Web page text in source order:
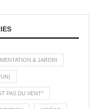
& JARDIN
PAS DU VENT"